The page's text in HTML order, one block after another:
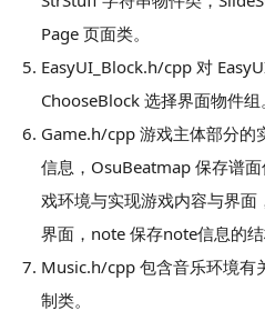
Page 页面类。
EasyUI_Block.h/cpp 对
ChooseBlock 选择界面物件组。
Game.h/cpp 游戏主体部分的
信息，OsuBeatmap 保存谱
戏环境与实现游戏内容与界
界面，note 保存note信息的结
Music.h/cpp 包含音乐环境
制类。